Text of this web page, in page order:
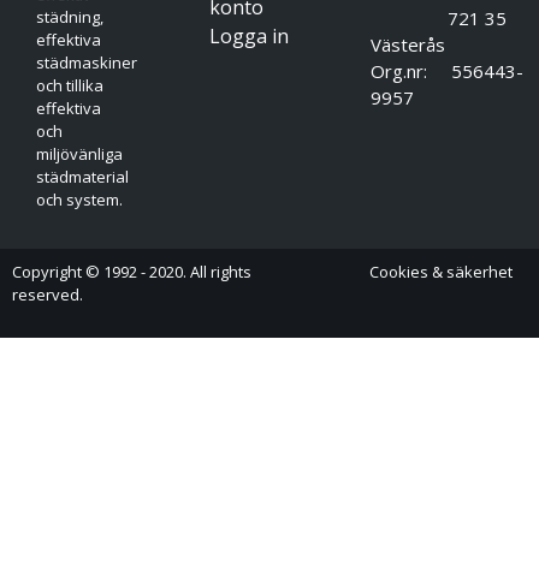
städning,
effektiva
städmaskiner
och tillika
effektiva
och
miljövänliga
städmaterial
och system.
konto
Logga in
721 35
Västerås
Org.nr: 556443-
9957
Copyright © 1992 - 2020. All rights
reserved.
Cookies & säkerhet